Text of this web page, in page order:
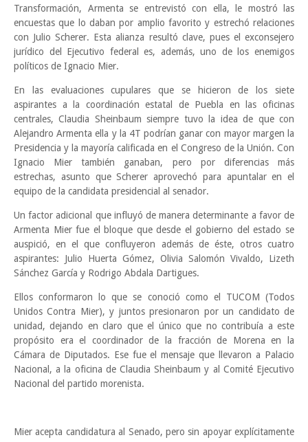
Transformación, Armenta se entrevistó con ella, le mostró las
encuestas que lo daban por amplio favorito y estrechó relaciones
con Julio Scherer. Esta alianza resultó clave, pues el exconsejero
jurídico del Ejecutivo federal es, además, uno de los enemigos
políticos de Ignacio Mier.
En las evaluaciones cupulares que se hicieron de los siete
aspirantes a la coordinación estatal de Puebla en las oficinas
centrales, Claudia Sheinbaum siempre tuvo la idea de que con
Alejandro Armenta ella y la 4T podrían ganar con mayor margen la
Presidencia y la mayoría calificada en el Congreso de la Unión. Con
Ignacio Mier también ganaban, pero por diferencias más
estrechas, asunto que Scherer aprovechó para apuntalar en el
equipo de la candidata presidencial al senador.
Un factor adicional que influyó de manera determinante a favor de
Armenta Mier fue el bloque que desde el gobierno del estado se
auspició, en el que confluyeron además de éste, otros cuatro
aspirantes: Julio Huerta Gómez, Olivia Salomón Vivaldo, Lizeth
Sánchez García y Rodrigo Abdala Dartigues.
Ellos conformaron lo que se conoció como el TUCOM (Todos
Unidos Contra Mier), y juntos presionaron por un candidato de
unidad, dejando en claro que el único que no contribuía a este
propósito era el coordinador de la fracción de Morena en la
Cámara de Diputados. Ese fue el mensaje que llevaron a Palacio
Nacional, a la oficina de Claudia Sheinbaum y al Comité Ejecutivo
Nacional del partido morenista.
Mier acepta candidatura al Senado, pero sin apoyar explícitamente